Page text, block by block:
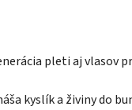
pleti aj vlasov
kyslík a živiny do